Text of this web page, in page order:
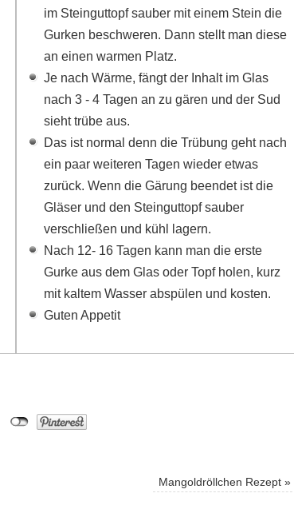
im Steinguttopf sauber mit einem Stein die
Gurken beschweren. Dann stellt man diese
an einen warmen Platz.
Je nach Wärme, fängt der Inhalt im Glas
nach 3 - 4 Tagen an zu gären und der Sud
sieht trübe aus.
Das ist normal denn die Trübung geht nach
ein paar weiteren Tagen wieder etwas
zurück. Wenn die Gärung beendet ist die
Gläser und den Steinguttopf sauber
verschließen und kühl lagern.
Nach 12- 16 Tagen kann man die erste
Gurke aus dem Glas oder Topf holen, kurz
mit kaltem Wasser abspülen und kosten.
Guten Appetit
Mangoldröllchen Rezept »